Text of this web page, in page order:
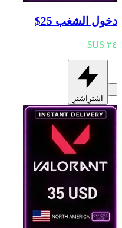
دخول الشغب 25$
اشترِ اشترِ